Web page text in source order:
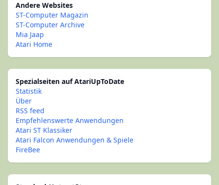
Andere Websites
ST-Computer Magazin
ST-Computer Archive
Mia Jaap
Atari Home
Spezialseiten auf AtariUpToDate
Statistik
Über
RSS feed
Empfehlenswerte Anwendungen
Atari ST Klassiker
Atari Falcon Anwendungen & Spiele
FireBee